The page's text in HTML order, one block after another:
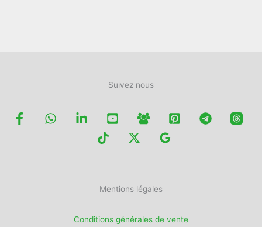
Suivez nous
Mentions légales
Conditions générales de vente